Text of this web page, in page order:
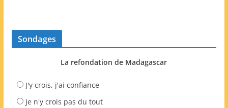
Sondages
La refondation de Madagascar
J'y crois, j'ai confiance
Je n'y crois pas du tout